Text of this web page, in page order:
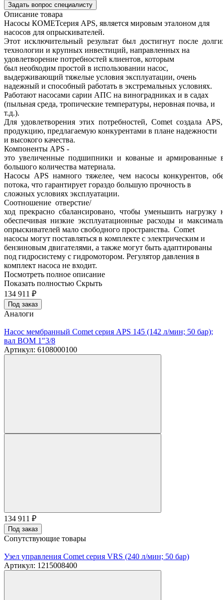
Задать вопрос специалисту
Описание товара
Насосы КОМЕТсерия APS, является мировым эталоном для
насосов для опрыскивателей.
Этот исключительный результат был достигнут после
технологии и крупных инвестиций, направленных на
удовлетворение потребностей клиентов, которым
был необходим простой в использовании насос,
выдерживающий тяжелые условия эксплуатации, очень
надежный и способный работать в экстремальных условиях.
Работают насосами сарии АПС на виноградниках и в садах
(пыльная среда, тропические температуры, неровная почва, и
т.д.).
Для удовлетворения этих потребностей, Comet создала
продукцию, предлагаемую конкурентами в плане надежности
и высокого качества.
Компоненты APS -
это увеличенные подшипники и кованые и армированные
большого количества материала.
Насосы APS намного тяжелее, чем насосы конкурентов,
потока, что гарантирует гораздо большую прочность в
сложных условиях эксплуатации.
Соотношение отверстие/
ход прекрасно сбалансировано, чтобы уменьшить нагрузку
обеспечивая низкие эксплуатационные расходы и
опрыскивателей мало свободного пространства. Comet
насосы могут поставляться в комплекте с электрическим и
бензиновым двигателями, а также могут быть адаптированы
под гидросистему с гидромотором. Регулятор давления в
комплект насоса не входит.
Посмотреть полное описание
Показать полностью Скрыть
134 911 ₽
Под заказ
Аналоги
Насос мембранный Comet серия APS 145 (142 л/мин; 50 бар);
вал ВОМ 1"3/8
Артикул: 6108000100
134 911 ₽
Под заказ
Сопутствующие товары
Узел управления Comet серия VRS (240 л/мин; 50 бар)
Артикул: 1215008400